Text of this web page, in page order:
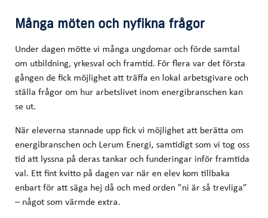
Många möten och nyfikna frågor
Under dagen mötte vi många ungdomar och förde samtal
om utbildning, yrkesval och framtid. För flera var det första
gången de fick möjlighet att träffa en lokal arbetsgivare och
ställa frågor om hur arbetslivet inom energibranschen kan
se ut.
När eleverna stannade upp fick vi möjlighet att berätta om
energibranschen och Lerum Energi, samtidigt som vi tog oss
tid att lyssna på deras tankar och funderingar inför framtida
val. Ett fint kvitto på dagen var när en elev kom tillbaka
enbart för att säga hej då och med orden ”ni är så trevliga”
– något som värmde extra.